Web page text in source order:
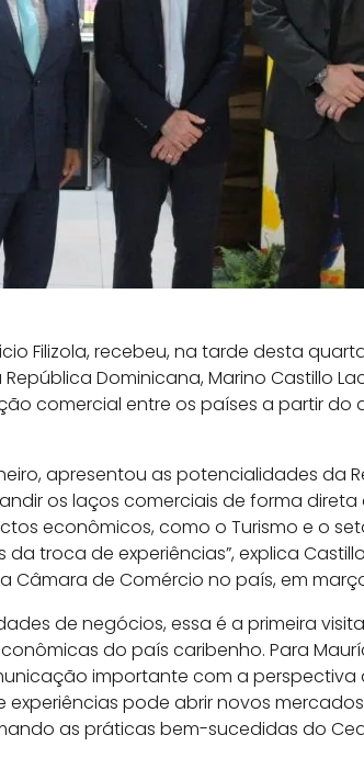
Filizola, recebeu, na tarde desta
Dominicana, Marino Castillo
comercial entre os países a partir do
apresentou as potencialidades da
os laços comerciais de forma direta
econômicos, como o Turismo e o
troca de experiências”, explica
de Comércio no país, em
de negócios, essa é a primeira
do país caribenho. Para
importante com a perspectiva
experiências pode abrir novos
as práticas bem-sucedidas do